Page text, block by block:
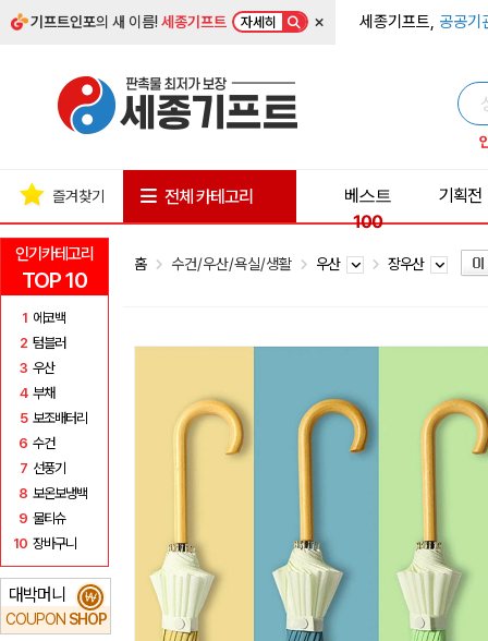
기프트인포의 새 이름!세종기프트 자세히 × 세종기프트, 공공기
인기카테고리
TOP 10
1 에코백
2 텀블러
3 우산
4 부채
5 보조배터리
6 수건
7 선풍기
8 보온보냉백
9 물티슈
10 장바구니
대박머니
COUPON SHOP
₩
즐겨찾기 전체 카테고리
베스트
100
기획전
홈 수건/우산/욕실/생활 우산 장우산